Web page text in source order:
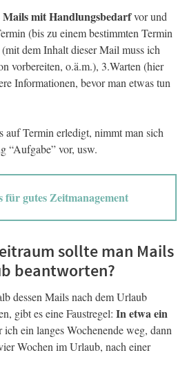
Mails mit Handlungsbedarfvor und
(bis zu einem bestimmten Termin
dem Inhalt dieser Mail muss ich
vorbereiten, o.ä.m.), 3.Warten (hier
Informationen, bevor man etwas tun
Termin erledigt, nimmt man sich
“Aufgabe” vor, usw.
gutes Zeitmanagement
sollte man Mails
beantworten?
dessen Mails nach dem Urlaub
gibt es eine Faustregel: In etwa ein
ich ein langes Wochenende weg, dann
Wochen im Urlaub, nach einer